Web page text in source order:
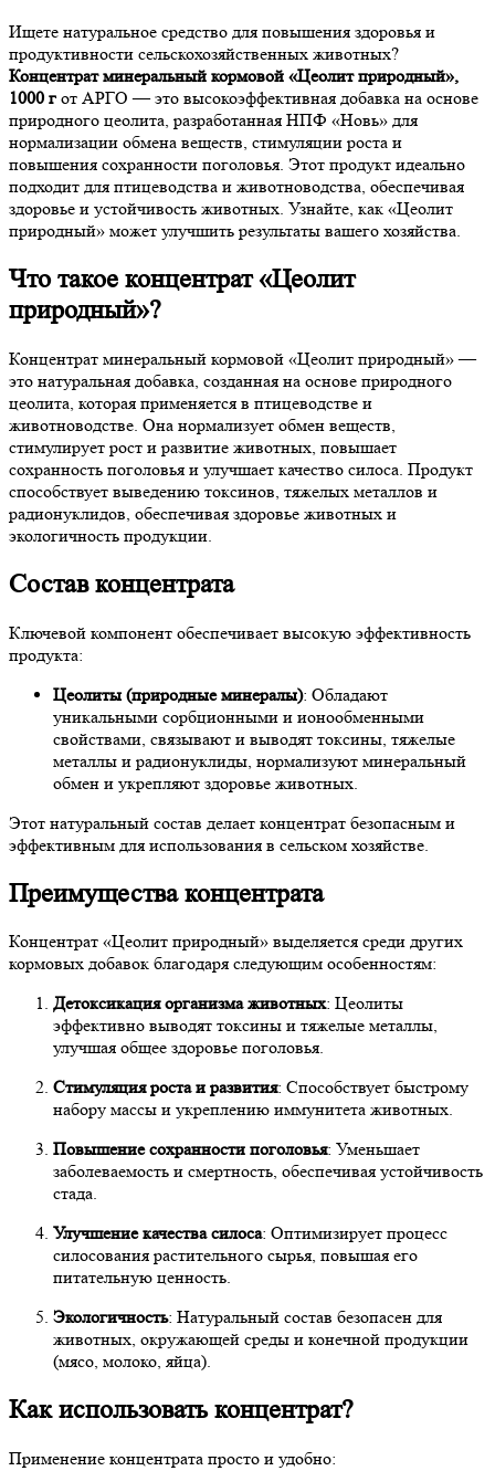
Ищете натуральное средство для повышения здоровья и
продуктивности сельскохозяйственных животных?
Концентрат минеральный кормовой «Цеолит природный»,
1000 гот АРГО — это высокоэффективная добавка на основе
природного цеолита, разработанная НПФ «Новь» для
нормализации обмена веществ, стимуляции роста и
повышения сохранности поголовья. Этот продукт идеально
подходит для птицеводства и животноводства, обеспечивая
здоровье и устойчивость животных. Узнайте, как «Цеолит
природный» может улучшить результаты вашего хозяйства.
Что такое концентрат «Цеолит
природный»?
Концентрат минеральный кормовой «Цеолит природный» —
это натуральная добавка, созданная на основе природного
цеолита, которая применяется в птицеводстве и
животноводстве. Она нормализует обмен веществ,
стимулирует рост и развитие животных, повышает
сохранность поголовья и улучшает качество силоса. Продукт
способствует выведению токсинов, тяжелых металлов и
радионуклидов, обеспечивая здоровье животных и
экологичность продукции.
Состав концентрата
Ключевой компонент обеспечивает высокую эффективность
продукта:
Цеолиты (природные минералы): Обладают
уникальными сорбционными и ионообменными
свойствами, связывают и выводят токсины, тяжелые
металлы и радионуклиды, нормализуют минеральный
обмен и укрепляют здоровье животных.
Этот натуральный состав делает концентрат безопасным и
эффективным для использования в сельском хозяйстве.
Преимущества концентрата
Концентрат «Цеолит природный» выделяется среди других
кормовых добавок благодаря следующим особенностям:
Детоксикация организма животных: Цеолиты
эффективно выводят токсины и тяжелые металлы,
улучшая общее здоровье поголовья.
Стимуляция роста и развития: Способствует быстрому
набору массы и укреплению иммунитета животных.
Повышение сохранности поголовья: Уменьшает
заболеваемость и смертность, обеспечивая устойчивость
стада.
Улучшение качества силоса: Оптимизирует процесс
силосования растительного сырья, повышая его
питательную ценность.
Экологичность: Натуральный состав безопасен для
животных, окружающей среды и конечной продукции
(мясо, молоко, яйца).
Как использовать концентрат?
Применение концентрата просто и удобно: